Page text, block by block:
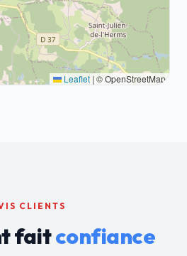
Leaflet | © OpenStreetMap
CLIENTS
faitconfiance